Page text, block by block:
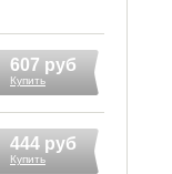
607 руб
Купить
444 руб
Купить